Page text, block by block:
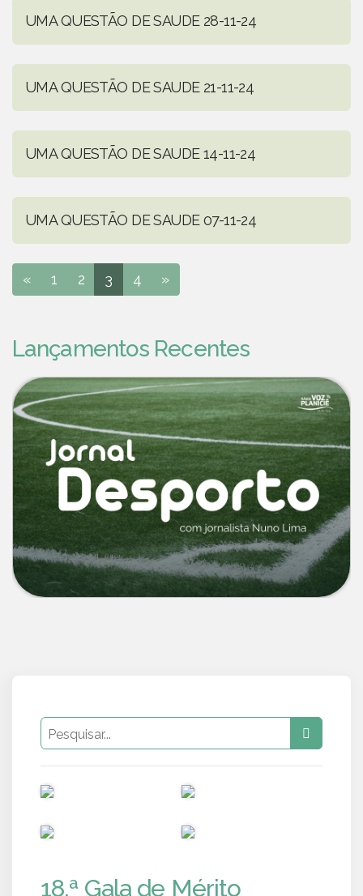
UMA QUESTÃO DE SAUDE 28-11-24
UMA QUESTÃO DE SAUDE 21-11-24
UMA QUESTÃO DE SAUDE 14-11-24
UMA QUESTÃO DE SAUDE 07-11-24
« 1 2 3 4 »
Lançamentos Recentes
18.ª Gala de Mérito